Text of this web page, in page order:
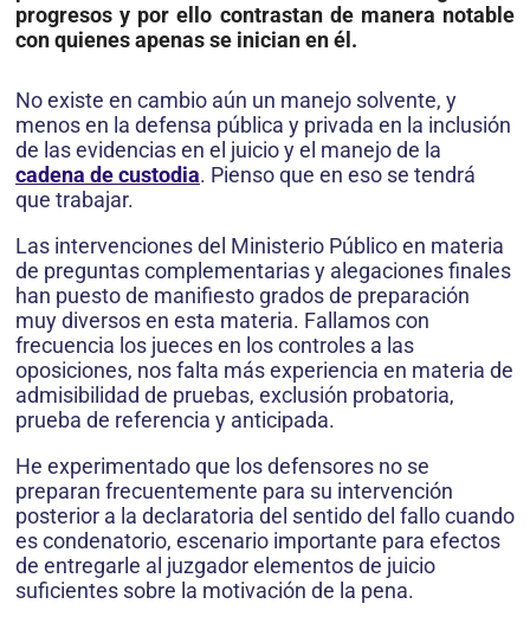
progresos y por ello contrastan de manera notable
con quienes apenas se inician en él.
No existe en cambio aún un manejo solvente, y
menos en la defensa pública y privada en la inclusión
de las evidencias en el juicio y el manejo de la
cadena de custodia. Pienso que en eso se tendrá
que trabajar.
Las intervenciones del Ministerio Público en materia
de preguntas complementarias y alegaciones finales
han puesto de manifiesto grados de preparación
muy diversos en esta materia. Fallamos con
frecuencia los jueces en los controles a las
oposiciones, nos falta más experiencia en materia de
admisibilidad de pruebas, exclusión probatoria,
prueba de referencia y anticipada.
He experimentado que los defensores no se
preparan frecuentemente para su intervención
posterior a la declaratoria del sentido del fallo cuando
es condenatorio, escenario importante para efectos
de entregarle al juzgador elementos de juicio
suficientes sobre la motivación de la pena.